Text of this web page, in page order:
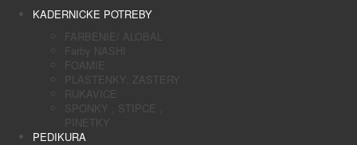
KADERNICKE POTREBY
FARBENIE/ ALOBAL
Farby NASHI
FOAMIE
PLASTENKY, ZASTERY
RUKAVICE
SPONKY , STIPCE ,
PINETKY
PEDIKURA